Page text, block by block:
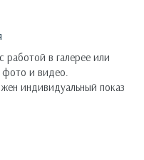
работой в галерее или
фото и видео.
индивидуальный показ